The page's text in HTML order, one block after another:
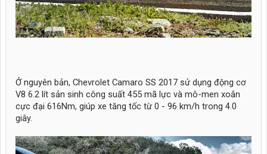
Ở nguyên bản, Chevrolet Camaro SS 2017 sử dụng động cơ
V8 6.2 lít sản sinh công suất 455 mã lực và mô-men xoắn
cực đại 616Nm, giúp xe tăng tốc từ 0 - 96 km/h trong 4.0
giây.